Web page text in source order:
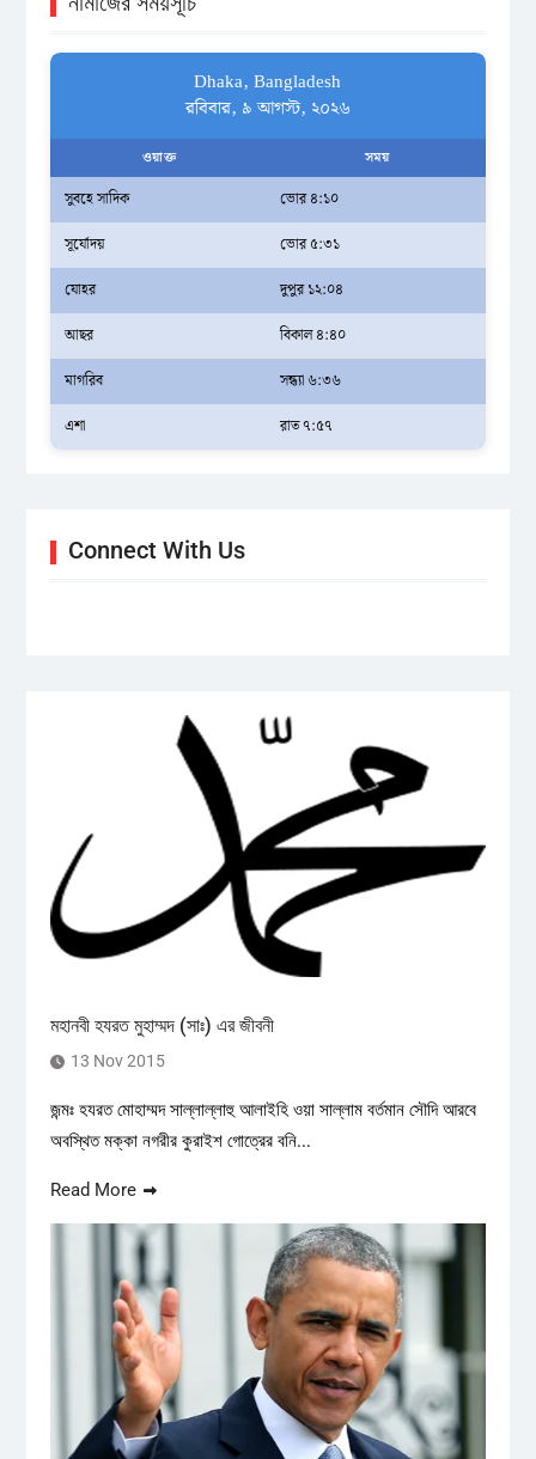
Dhaka, Bangladesh
রবিবার, ৯ আগস্ট, ২০২৬
ওয়াক্ত সময়
সুবহে সাদিক
ভোর ৪:১০
সূর্যোদয়
ভোর ৫:৩১
যোহর
দুপুর ১২:০৪
আছর
বিকাল ৪:৪০
মাগরিব
সন্ধ্যা ৬:৩৬
এশা
রাত ৭:৫৭
Connect With Us
মহানবী হযরত মুহাম্মদ (সাঃ) এর জীবনী
13 Nov 2015
জন্মঃ হযরত মোহাম্মদ সাল্লাল্লাহু আলাইহি ওয়া সাল্লাম বর্তমান সৌদি আরবে
অবস্থিত মক্কা নগরীর কুরাইশ গোত্রের বনি...
Read More